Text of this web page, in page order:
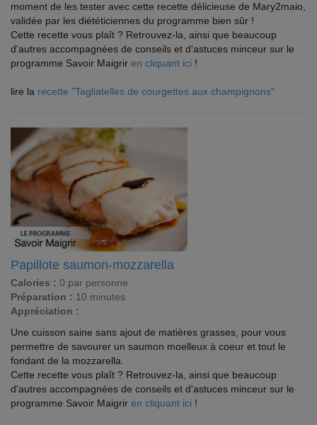
moment de les tester avec cette recette délicieuse de Mary2maio,
validée par les diététiciennes du programme bien sûr !
Cette recette vous plaît ? Retrouvez-la, ainsi que beaucoup
d'autres accompagnées de conseils et d'astuces minceur sur le
programme Savoir Maigrir en cliquant ici !
lire la recette "Tagliatelles de courgettes aux champignons"
Papillote saumon-mozzarella
Calories : 0 par personne
Préparation : 10 minutes
Appréciation :
Une cuisson saine sans ajout de matières grasses, pour vous
permettre de savourer un saumon moelleux à coeur et tout le
fondant de la mozzarella.
Cette recette vous plaît ? Retrouvez-la, ainsi que beaucoup
d'autres accompagnées de conseils et d'astuces minceur sur le
programme Savoir Maigrir en cliquant ici !